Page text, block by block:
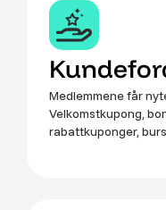
Medlemmene får
Velkomstkupong,
rabattkuponger,